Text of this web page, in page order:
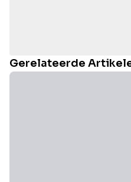
Gerelateerde